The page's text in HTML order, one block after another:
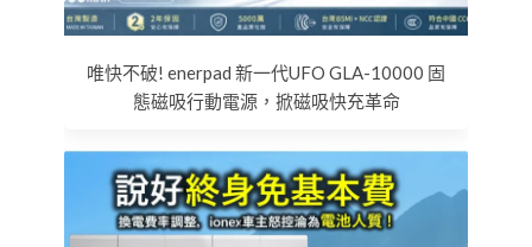
唯快不破! enerpad 新一代UFO GLA-10000 固
態磁吸行動電源，掀磁吸快充革命